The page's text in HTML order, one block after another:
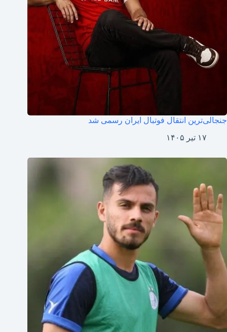
جنجالی‌ترین انتقال فوتبال ایران رسمی شد
۱۷ تیر ۱۴۰۵